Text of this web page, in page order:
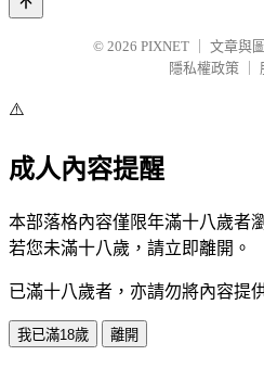
© 2026 PIXNET
文章與
隱私權政策
⚠️
成人內容提醒
本部落格內容僅限年滿十八歲者
若您未滿十八歲，請立即離開。
已滿十八歲者，亦請勿將內容提
我已滿18歲 離開